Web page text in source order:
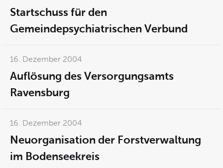
Startschuss für den
Gemeindepsychiatrischen Verbund
16. Dezember 2004
Auflösung des Versorgungsamts
Ravensburg
16. Dezember 2004
Neuorganisation der Forstverwaltung
im Bodenseekreis